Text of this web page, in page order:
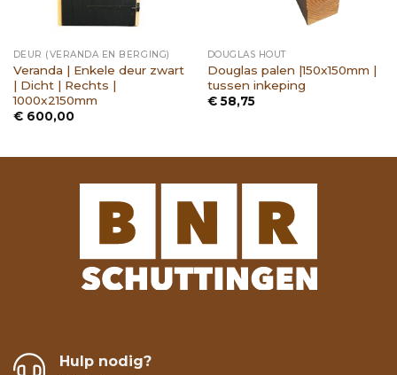
DEUR (VERANDA EN BERGING)
Veranda | Enkele deur zwart
| Dicht | Rechts |
1000x2150mm
€600,00
DOUGLAS HOUT
Douglas palen |150x150mm |
tussen inkeping
€58,75
Hulp nodig?